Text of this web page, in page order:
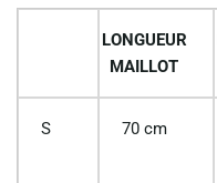
LONGUEUR
MAILLOT
S 70 cm